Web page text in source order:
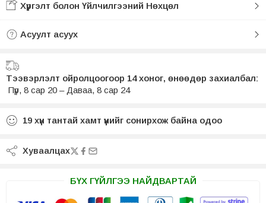
Хүргэлт болон Үйлчилгээний Нөхцөл
Асуулт асуух
Тээвэрлэлт ойролцоогоор 14 хоног, өнөөдөр захиалбал:
Пүр, 8 сар 20 – Даваа, 8 сар 24
19 хүн тантай хамт үүнийг сонирхож байна одоо
Хуваалцах
БҮХ ГҮЙЛГЭЭ НАЙДВАРТАЙ